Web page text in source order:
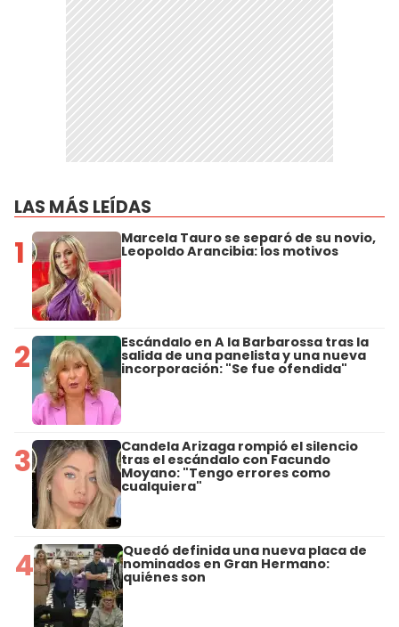
LAS MÁS LEÍDAS
1 Marcela Tauro se separó de su novio,
Leopoldo Arancibia: los motivos
2 Escándalo en A la Barbarossa tras la
salida de una panelista y una nueva
incorporación: "Se fue ofendida"
3 Candela Arizaga rompió el silencio
tras el escándalo con Facundo
Moyano: "Tengo errores como
cualquiera"
4 Quedó definida una nueva placa de
nominados en Gran Hermano:
quiénes son